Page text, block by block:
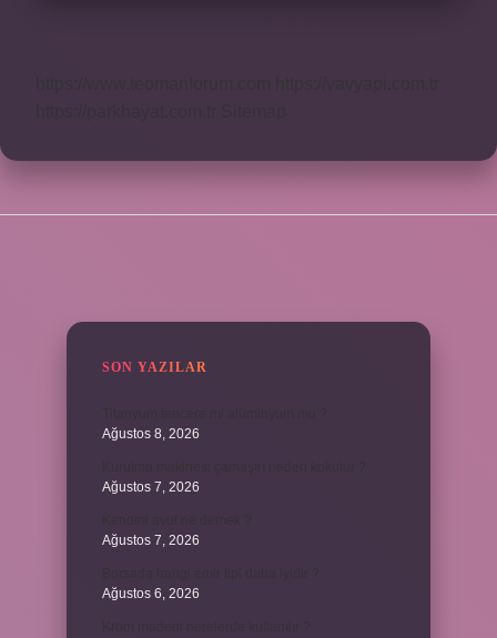
SON YAZILAR
Ağustos 8, 2026
Ağustos 7, 2026
Ağustos 7, 2026
Ağustos 6, 2026